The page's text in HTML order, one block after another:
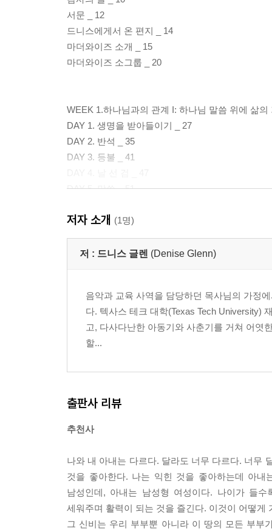
서문 _ 12
드니스에게서 온 편지 _ 14
마더와이즈 소개 _ 15
마더와이즈 소그룹 _ 20
WEEK 1.하나님과의 관계 I: 하나님 말씀 위에 삶의
DAY 1. 생명을 받아들이기 _ 27
DAY 2. 반석 _ 35
DAY 3. 등불 _ 41
DAY 5. 말씀 _ 51
WEEK 2.하나님과의 관계 II: 사랑, 신뢰, 순종을 배
DAY 1. 온 맘 다해 _ 59
DAY 2. 나의 피난처 _ 67
DAY 5. 주만 바라보기 _ 83
WEEK 3.나 자신과의 관계: 하나님이 나를 사랑하
나를 사랑하고 받아들이기
DAY 4. 자신의 한계 안에서 균형 잡기 _ 107
DAY 5. 하나님의 보호하심을 받아들이기 _ 113
WEEK 4.남편과의 관계 I: 복종, 제대로 이해하기
DAY 1. 아내의 목표 _ 127
DAY 2. 아내의 언약 ( 1 ) _ 133
DAY 3. 아내의 언약 (2) _ 143
DAY 4. 아내의 언약 (3) _ 151
저자 소개 (1명)
저 : 드니스 글렌 (Denise Glenn)
음악과 교육 사역을 담당하던 목사님의 가정
다. 텍사스 테크 대학(Texas Tech University)
고, 다사다난한 아동기와 사춘기를 거쳐 어엿
할...
출판사 리뷰
추천사
나와 내 아내는 다르다. 달라도 너무 다르다. 너무
것을 좋아한다. 나는 익힌 것을 좋아하는데 아
남성인데, 아내는 남성형 여성이다. 나이가 들
세워주며 활력이 되는 것을 즐긴다. 이것이 어떻게
그 신비는 우리 부부뿐 아니라 이 땅의 모든 부부